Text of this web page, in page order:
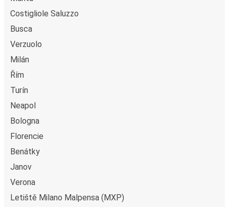
dipozici toaleta, takže nemusíte čekat až do příští
Costigliole Saluzzo
Busca
Verzuolo
Milán
Řím
Turín
Neapol
Bologna
Florencie
Benátky
Janov
Verona
Letiště Milano Malpensa (MXP)